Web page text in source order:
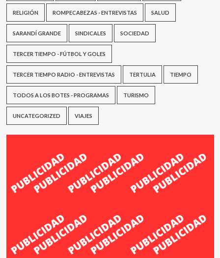
RELIGIÓN ROMPECABEZAS - ENTREVISTAS SALUD
SARANDÍ GRANDE SINDICALES SOCIEDAD
TERCER TIEMPO - FÚTBOL Y GOLES
TERCER TIEMPO RADIO - ENTREVISTAS TERTULIA TIEMPO
TODOS A LOS BOTES - PROGRAMAS TURISMO
UNCATEGORIZED VIAJES